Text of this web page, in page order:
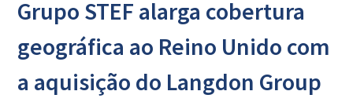
Grupo STEF alarga cobertura
geográfica ao Reino Unido com
a aquisição do Langdon Group